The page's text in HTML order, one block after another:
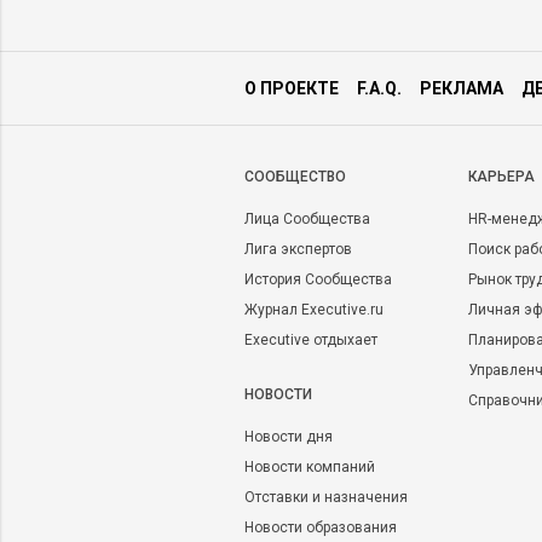
О ПРОЕКТЕ F.A.Q. РЕКЛАМА
CООБЩЕСТВО
Лица Сообщества
Лига экспертов
История Сообщества
Журнал Executive.ru
Executive отдыхает
НОВОСТИ
Новости дня
Новости компаний
Отставки и назначения
Новости образования
КАРЬЕРА
HR-
Поиск
Рынок
Личная